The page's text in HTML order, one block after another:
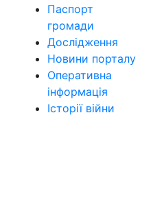
Паспорт
громади
Дослідження
Новини порталу
Оперативна
інформація
Історії війни